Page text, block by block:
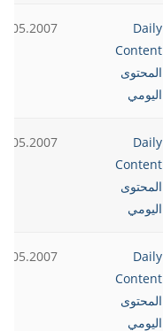
Daily
Content
المحتوى
اليومي
Daily
Content
المحتوى
اليومي
Daily
Content
المحتوى
اليومي